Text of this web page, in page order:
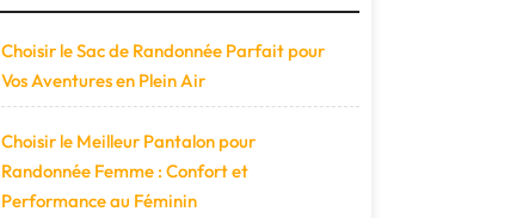
Choisir le Sac de Randonnée Parfait pour
Vos Aventures en Plein Air
Choisir le Meilleur Pantalon pour
Randonnée Femme : Confort et
Performance au Féminin